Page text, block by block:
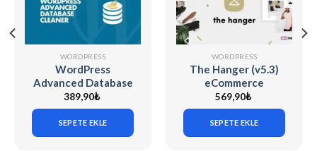
WORDPRESS
WordPress
Advanced Database
Cleaner Pro (v4.0.6)
389,90₺
SEPETE EKLE
WORDPRESS
The Hanger (v5.3)
eCommerce
WordPress Theme
for WooCommerce
569,90₺
SEPETE EKLE